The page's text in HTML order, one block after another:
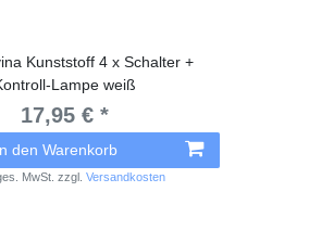
Kunststoff 4 x Schalter +
Lampe weiß
17,95 € *
den Warenkorb
MwSt. zzgl.Versandkosten